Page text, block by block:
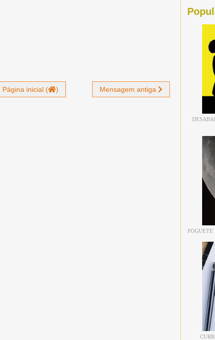
Mensagem antiga
Página inicial ( )
FOGUETE